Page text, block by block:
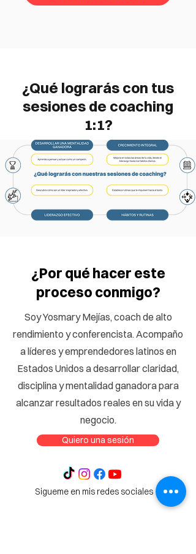
¿Qué lograrás con tus
sesiones de coaching
1:1?
¿Por qué hacer este
proceso conmigo?
Soy Yosmary Mejías, coach de alto
rendimiento y conferencista. Acompaño
a líderes y emprendedores latinos en
Estados Unidos a desarrollar claridad,
disciplina y mentalidad ganadora para
alcanzar resultados reales en su vida y
negocio.
Quiero una sesión
Sigueme en mis redes sociales